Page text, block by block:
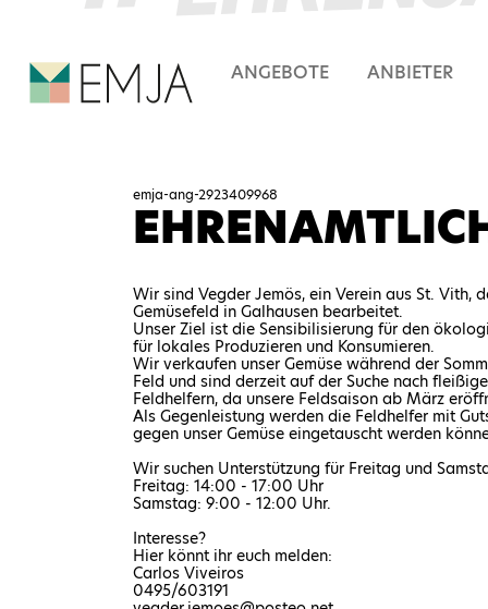
HAUPMENÜ
EMJA - EHRENAMT IN
ANGEBOTE ANBIETER
emja-ang-2923409968
Wir sind Vegder Jemös, ein Verein aus St. Vith,
Gemüsefeld in Galhausen bearbeitet.
Unser Ziel ist die Sensibilisierung für den
für lokales Produzieren und Konsumieren.
Wir verkaufen unser Gemüse während der
Feld und sind derzeit auf der Suche nach
Feldhelfern, da unsere Feldsaison ab März
Als Gegenleistung werden die Feldhelfer mit
gegen unser Gemüse eingetauscht werden
Wir suchen Unterstützung für Freitag und
Freitag: 14:00 - 17:00 Uhr
Samstag: 9:00 - 12:00 Uhr.
Interesse?
Hier könnt ihr euch melden:
Carlos Viveiros
0495/603191